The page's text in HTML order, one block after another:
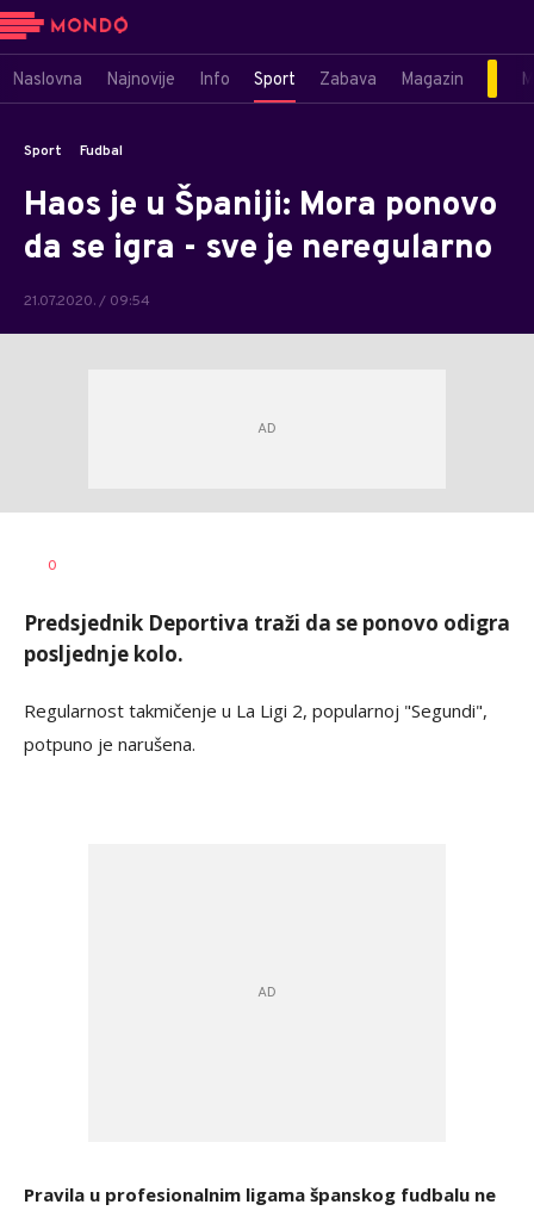
Naslovna Najnovije Info Sport Zabava Magazin
Sport Fudbal
Haos je u Španiji: Mora ponovo
da se igra - sve je neregularno
21.07.2020. / 09:54
AUTOR
0
Predsjednik Deportiva traži da se ponovo odigra
posljednje kolo.
Regularnost takmičenje u La Ligi 2, popularnoj "Segundi",
potpuno je narušena.
Pravila u profesionalnim ligama španskog fudbalu ne